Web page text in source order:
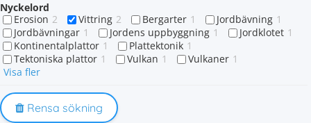
Nyckelord
Erosion 2 Vittring 2 Bergarter 1 Jordbävning 1
Jordbävningar 1 Jordens uppbyggning 1 Jordklotet 1
Kontinentalplattor 1 Plattektonik 1
Tektoniska plattor 1 Vulkan 1 Vulkaner 1
Visa fler
Rensa sökning